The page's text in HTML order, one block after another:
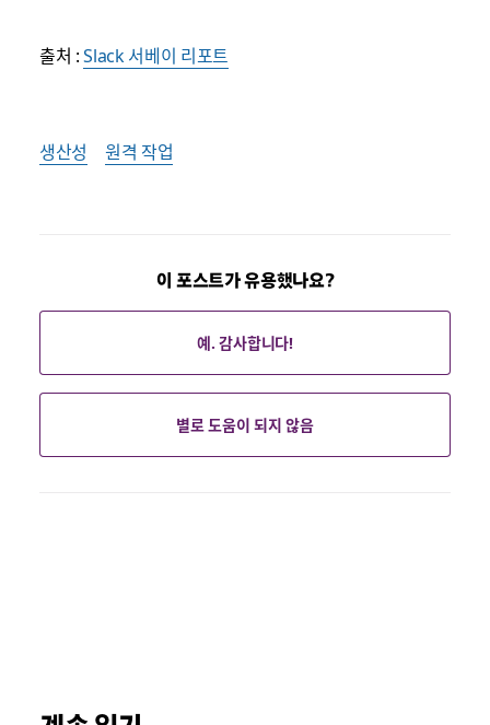
출처 :Slack 서베이 리포트
생산성 원격 작업
이 포스트가 유용했나요?
예. 감사합니다!
별로 도움이 되지 않음